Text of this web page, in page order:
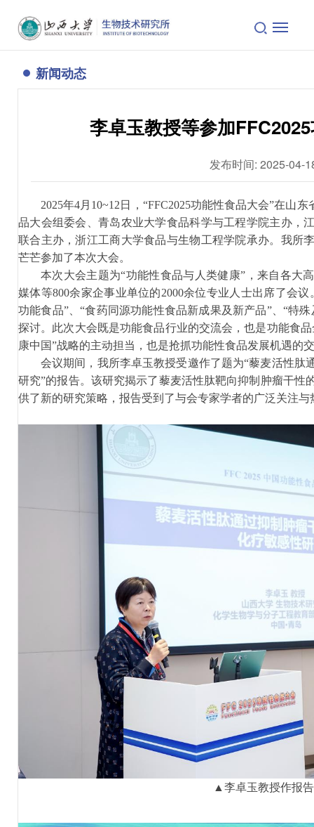
新闻动态
李卓玉教授等参加
发布时间: 2025-04-
2025年4月 10~12 日，“FFC2025功能性食品大会”在山东
品大会组委会、青岛农业大学食品科学与工程学院主办，
联合主办，浙江工商大学食品与生物工程学院承办。我所
芒芒参加了本次大会。
本次大会主题为“功能性食品与人类健康” ，来自各大
媒体等800余家企事业单位的2000余位专业人士出席了会议
功能食品”、“食药同源功能性食品新成果及新产品”、“特殊
探讨。此次大会既是功能食品行业的交流会，也是功能食
康中国”战略的主动担当， 也是抢抓功能性食品发展机遇的
会议期间，我所李卓玉教授受邀作了题为“藜麦活性肽
研究”的报告。该研究揭示了藜麦活性肽靶向抑制肿瘤干性
供了新的研究策略，报告受到了与会专家学者的广泛关注与
▲李卓玉教授作报告